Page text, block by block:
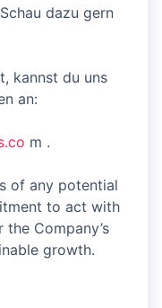
dazu gern
kannst du uns
an:
m .
of any potential
to act with
Company’s
growth.